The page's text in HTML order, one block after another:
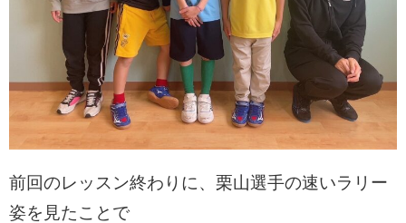
前回のレッスン終わりに、栗山選手の速いラリー
姿を見たことで